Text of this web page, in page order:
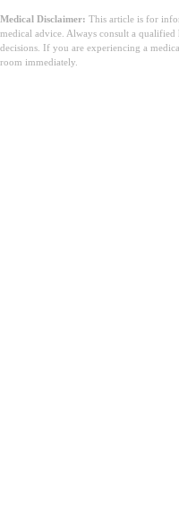
Medical Disclaimer: This article is for
medical advice. Always consult a
decisions. If you are experiencing a
room immediately.